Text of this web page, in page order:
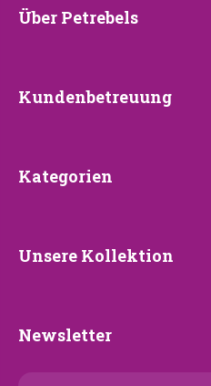
Über
Über Petrebels
Kundenbetreuung
Kundenbetreuung
Kategorien
Kategorien
Unsere
Unsere Kollektion
Newsletter
Newsletter